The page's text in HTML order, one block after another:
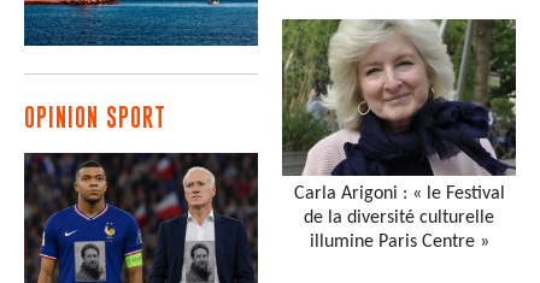
OPINION SPORT
Carla Arigoni : « le Festival
de la diversité culturelle
illumine Paris Centre »